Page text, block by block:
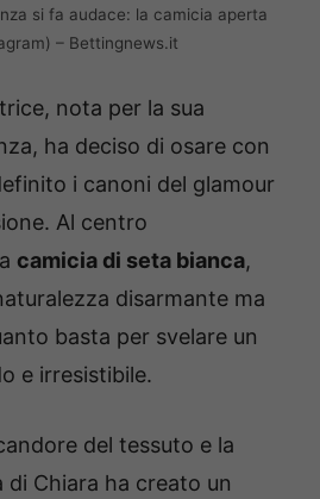
si fa audace: la camicia aperta
– Bettingnews.it
nota per la sua
ha deciso di osare con
i canoni del glamour
Al centro
camicia di seta bianca,
disarmante ma
basta per svelare un
e irresistibile.
del tessuto e la
di Chiara ha creato un